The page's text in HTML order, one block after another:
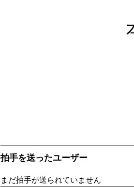
拍手を送ったユーザー
まだ拍手が送られていません